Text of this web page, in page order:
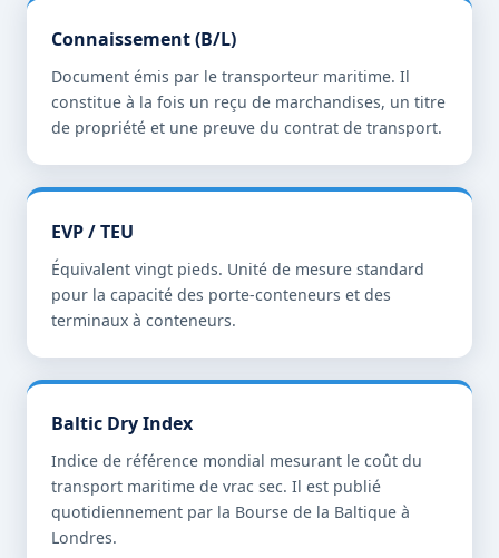
Connaissement (B/L)
Document émis par le transporteur maritime. Il
constitue à la fois un reçu de marchandises, un titre
de propriété et une preuve du contrat de transport.
EVP / TEU
Équivalent vingt pieds. Unité de mesure standard
pour la capacité des porte-conteneurs et des
terminaux à conteneurs.
Baltic Dry Index
Indice de référence mondial mesurant le coût du
transport maritime de vrac sec. Il est publié
quotidiennement par la Bourse de la Baltique à
Londres.